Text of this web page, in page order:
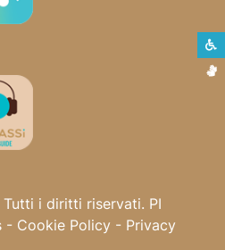
i diritti riservati. PI
- Cookie Policy - Privacy